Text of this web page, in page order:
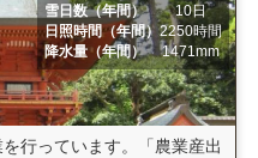
雪日数（年間）
10日
日照時間（年間）2250時間
降水量（年間）
1471mm
行っています。「農業産出